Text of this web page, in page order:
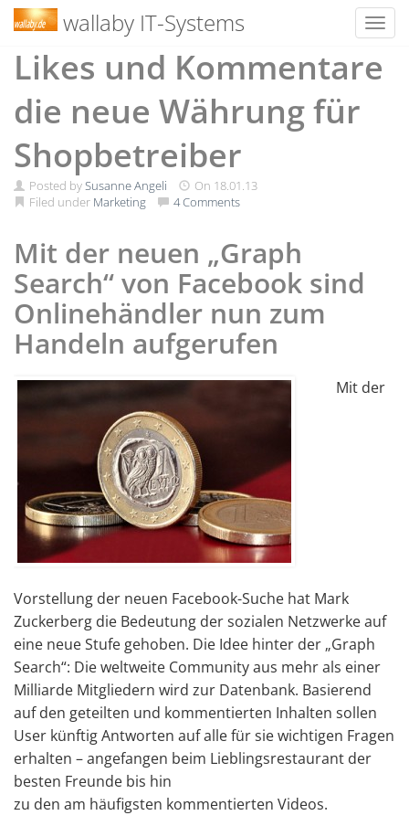
Skip
wallaby IT-Systems
Likes und Kommentare
die neue Währung für
Shopbetreiber
Posted bySusanne Angeli On 18.01.13
Filed under Marketing 4 Comments
Mit der neuen „Graph
Search“ von Facebook sind
Onlinehändler nun zum
Handeln aufgerufen
Mit der
Vorstellung der neuen Facebook-Suche hat Mark
Zuckerberg die Bedeutung der sozialen Netzwerke auf
eine neue Stufe gehoben. Die Idee hinter der „Graph
Search“: Die weltweite Community aus mehr als einer
Milliarde Mitgliedern wird zur Datenbank. Basierend
auf den geteilten und kommentierten Inhalten sollen
User künftig Antworten auf alle für sie wichtigen Fragen
erhalten – angefangen beim Lieblingsrestaurant der
besten Freunde bis hin
zu den am häufigsten kommentierten Videos.